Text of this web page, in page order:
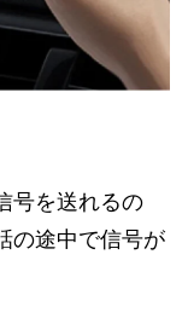
号を送れるの
の途中で信号が